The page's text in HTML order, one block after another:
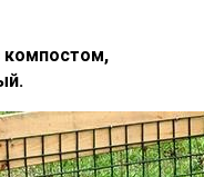
компостом,